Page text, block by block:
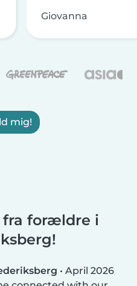
Giovanna
mig!
fra forældre i
• April 2026